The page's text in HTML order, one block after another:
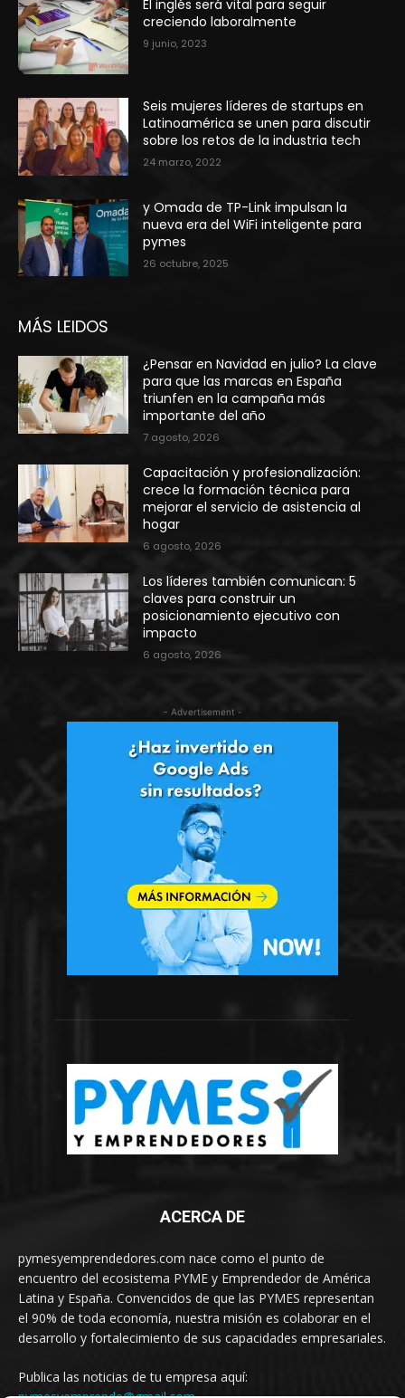
El inglés será vital para seguir
creciendo laboralmente
9 junio, 2023
Seis mujeres líderes de startups en
Latinoamérica se unen para discutir
sobre los retos de la industria tech
24 marzo, 2022
y Omada de TP-Link impulsan la
nueva era del WiFi inteligente para
pymes
26 octubre, 2025
MÁS LEIDOS
¿Pensar en Navidad en julio? La clave
para que las marcas en España
triunfen en la campaña más
importante del año
7 agosto, 2026
Capacitación y profesionalización:
crece la formación técnica para
mejorar el servicio de asistencia al
hogar
6 agosto, 2026
Los líderes también comunican: 5
claves para construir un
posicionamiento ejecutivo con
impacto
6 agosto, 2026
- Advertisement -
ACERCA DE
pymesyemprendedores.com nace como el punto de
encuentro del ecosistema PYME y Emprendedor de América
Latina y España. Convencidos de que las PYMES representan
el 90% de toda economía, nuestra misión es colaborar en el
desarrollo y fortalecimiento de sus capacidades empresariales.
Publica las noticias de tu empresa aquí: